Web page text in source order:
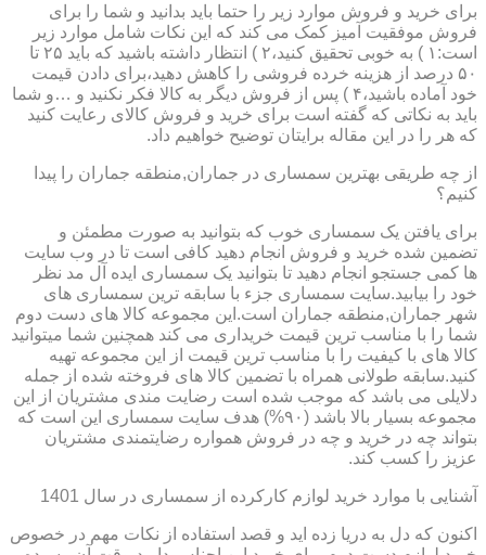
برای خرید و فروش موارد زیر را حتما باید بدانید و شما را برای
فروش موفقیت آمیز کمک می کند که این نکات شامل موارد زیر
است:۱ ) به خوبی تحقیق کنید،۲ ) انتظار داشته باشید که باید ۲۵ تا
۵۰ درصد از هزینه خرده فروشی را کاهش دهید،برای دادن قیمت
خود آماده باشید،۴ ) پس از فروش دیگر به کالا فکر نکنید و …و شما
باید به نکاتی که گفته است برای خرید و فروش کالای رعایت کنید
که هر را در این مقاله برایتان توضیح خواهیم داد.
از چه طریقی بهترین سمساری در جماران,منطقه جماران را پیدا
کنیم؟
برای یافتن یک سمساری خوب که بتوانید به صورت مطمئن و
تضمین شده خرید و فروش انجام دهید کافی است تا در وب سایت
ها کمی جستجو انجام دهید تا بتوانید یک سمساری ایده آل مد نظر
خود را بیابید.سایت سمساری جزء با سابقه ترین سمساری های
شهر جماران,منطقه جماران است.این مجموعه کالا های دست دوم
شما را با مناسب ترین قیمت خریداری می کند همچنین شما میتوانید
کالا های با کیفیت را با مناسب ترین قیمت از این مجموعه تهیه
کنید.سابقه طولانی همراه با تضمین کالا های فروخته شده از جمله
دلایلی می باشد که موجب شده است رضایت مندی مشتریان از این
مجموعه بسیار بالا باشد (۹۰%) هدف سایت سمساری این است که
بتواند چه در خرید و چه در فروش همواره رضایتمندی مشتریان
عزیز را کسب کند.
آشنایی با موارد خرید لوازم کارکرده از سمساری در سال 1401
اکنون که دل به دریا زده اید و قصد استفاده از نکات مهم در خصوص